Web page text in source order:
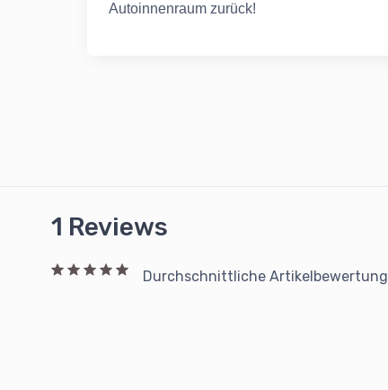
Autoinnenraum zurück!
1 Reviews
Durchschnittliche Artikelbewertung